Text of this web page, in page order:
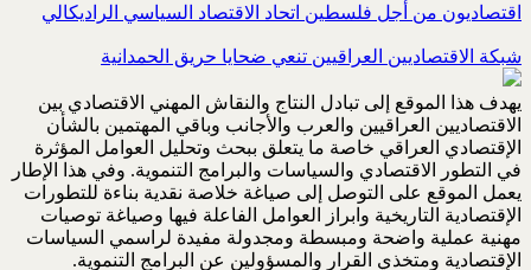
اقتصاديون من أجل فلسطين اتحاد الاقتصاد السياسي الراديكالي
شبكة الاقتصاديين العراقيين تنعي ضحايا حريق الحمدانية
يهدف هذا الموقع إلى تبادل النتاج والنقاش المهني الاقتصادي بين
الاقتصاديين العراقيين والعرب والأجانب وباقي المهتمين بالشأن
الإقتصادي العراقي خاصة ما يتعلق ببحث وتحليل العوامل المؤثرة
في التطور الاقتصادي والسياسات والبرامج التنموية. وفي هذا الإطار
يعمل الموقع على التوصل إلى صياغة خلاصة نقدية بناءة للتطورات
الإقتصادية التاريخية وابراز العوامل الفاعلة فيها وصياغة توصيات
مهنية عملية واضحة ومبسطة ومجدولة مفيدة لراسمي السياسات
الإقتصادية ومتخذي القرار والمسؤولين عن البرامج التنموية.